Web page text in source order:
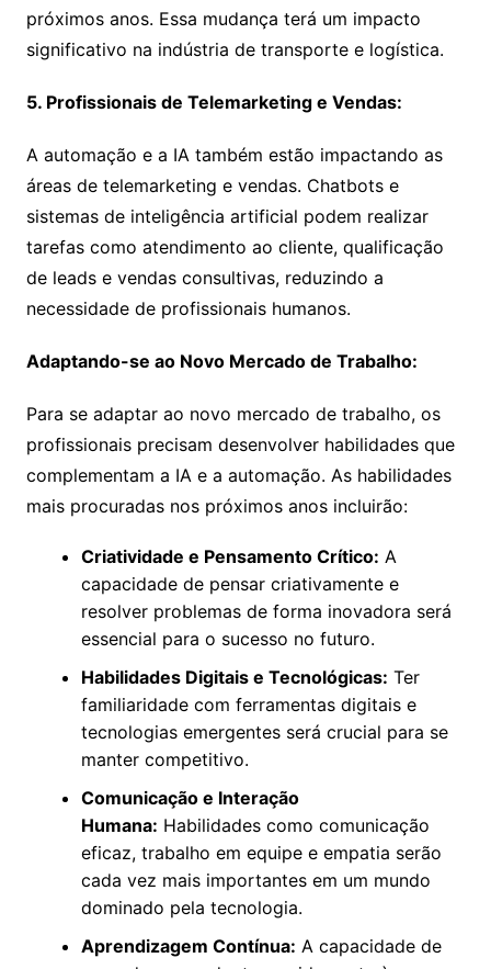
próximos anos. Essa mudança terá um impacto
significativo na indústria de transporte e logística.
5. Profissionais de Telemarketing e Vendas:
A automação e a IA também estão impactando as
áreas de telemarketing e vendas. Chatbots e
sistemas de inteligência artificial podem realizar
tarefas como atendimento ao cliente, qualificação
de leads e vendas consultivas, reduzindo a
necessidade de profissionais humanos.
Adaptando-se ao Novo Mercado de Trabalho:
Para se adaptar ao novo mercado de trabalho, os
profissionais precisam desenvolver habilidades que
complementam a IA e a automação. As habilidades
mais procuradas nos próximos anos incluirão:
Criatividade e Pensamento Crítico: A
capacidade de pensar criativamente e
resolver problemas de forma inovadora será
essencial para o sucesso no futuro.
Habilidades Digitais e Tecnológicas: Ter
familiaridade com ferramentas digitais e
tecnologias emergentes será crucial para se
manter competitivo.
Comunicação e Interação
Humana: Habilidades como comunicação
eficaz, trabalho em equipe e empatia serão
cada vez mais importantes em um mundo
dominado pela tecnologia.
Aprendizagem Contínua: A capacidade de